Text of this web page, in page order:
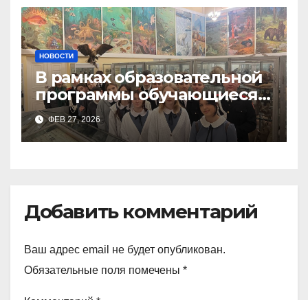
НОВОСТИ
В рамках образовательной
программы обучающиеся
9а,8,9б классов посетили
зоологический музей и
ФЕВ 27, 2026
Добавить комментарий
Ваш адрес email не будет опубликован.
Обязательные поля помечены *